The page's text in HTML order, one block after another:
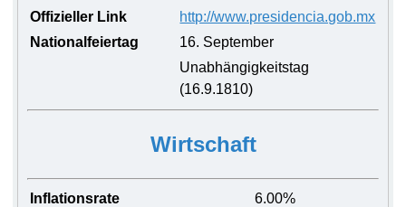
Offizieller Link
http://www.presidencia.gob.mx
Nationalfeiertag
16. September
Unabhängigkeitstag
(16.9.1810)
Wirtschaft
Inflationsrate
6.00%